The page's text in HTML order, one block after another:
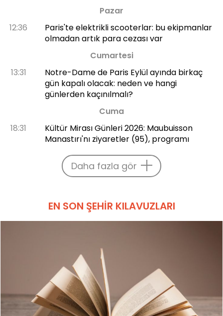
Pazar
12:36
Paris'te elektrikli scooterlar: bu ekipmanlar
olmadan artık para cezası var
Cumartesi
13:31
Notre-Dame de Paris Eylül ayında birkaç
gün kapalı olacak: neden ve hangi
günlerden kaçınılmalı?
Cuma
18:31
Kültür Mirası Günleri 2026: Maubuisson
Manastırı'nı ziyaretler (95), programı
Daha fazla gör
EN SON ŞEHIR KILAVUZLARI